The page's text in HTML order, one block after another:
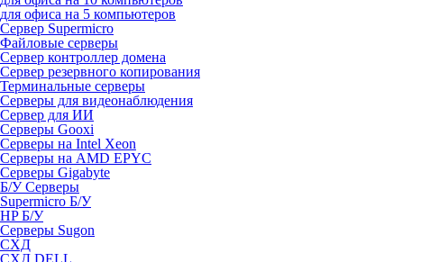
для офиса на 5 компьютеров
Сервер Supermicro
Файловые серверы
Сервер контроллер домена
Сервер резервного копирования
Терминальные серверы
Серверы для видеонаблюдения
Сервер для ИИ
Серверы Gooxi
Серверы на Intel Xeon
Серверы на AMD EPYC
Серверы Gigabyte
Б/У Серверы
Supermicro Б/У
HP Б/У
Серверы Sugon
СХД
СХД DELL